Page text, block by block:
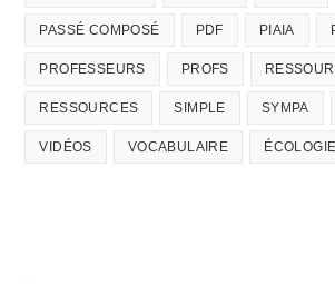
PASSÉ COMPOSÉ PDF PIAIA
PROFESSEURS PROFS
RESSOURCES SIMPLE SYMPA
VIDÉOS VOCABULAIRE ÉCOLOGIE